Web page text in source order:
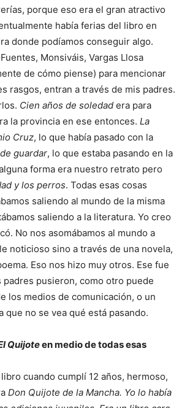
porque eso era el gran atractivo
había ferias del libro en
donde podíamos conseguir algo.
Monsiváis, Vargas Llosa
de cómo piense) para mencionar
rasgos, entran a través de mis padres.
Cien años de soledad era para
la provincia en ese entonces. La
Cruz, lo que había pasado con la
guardar, lo que estaba pasando en la
forma era nuestro retrato pero
y los perros. Todas esas cosas
saliendo al mundo de la misma
saliendo a la literatura. Yo creo
No nos asomábamos al mundo a
noticioso sino a través de una novela,
Eso nos hizo muy otros. Ese fue
pusieron, como otro puede
los medios de comunicación, o un
que no se vea qué está pasando.
Quijoteen medio de todas esas
cuando cumplí 12 años, hermoso,
Don Quijote de la Mancha. Yo lo había